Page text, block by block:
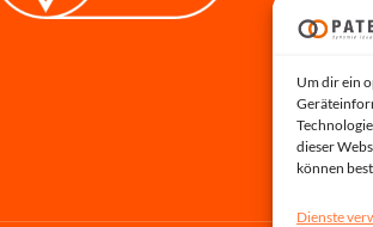
Um dir ein
dieser
können
Dienste
Cookie-